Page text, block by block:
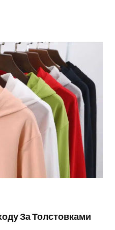
За Толстовками